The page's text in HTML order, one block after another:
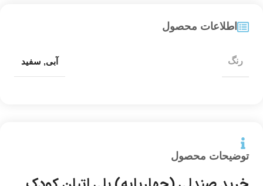
توضیحات محصول
اطلاعات محصول
رنگ آبی, سفید